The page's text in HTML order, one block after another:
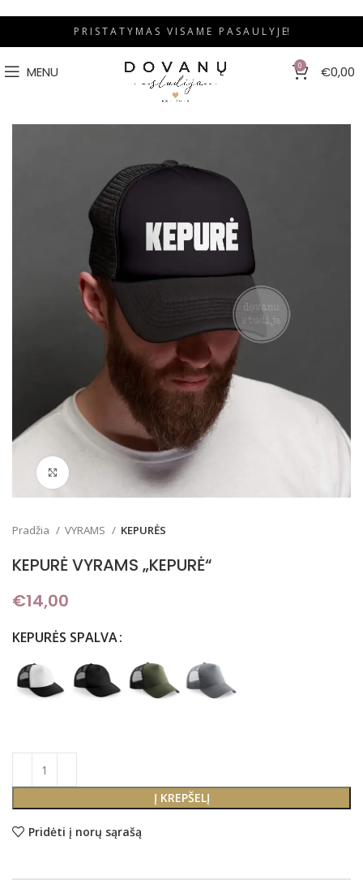
P R I S T A T Y M A S V I S A M E P A S A U L Y J E!
MENU 0 €0,00
Pradžia VYRAMS KEPURĖS
KEPURĖ VYRAMS „KEPURĖ“
€14,00
KEPURĖS SPALVA
Į KREPŠELĮ
Pridėti į norų sąrašą